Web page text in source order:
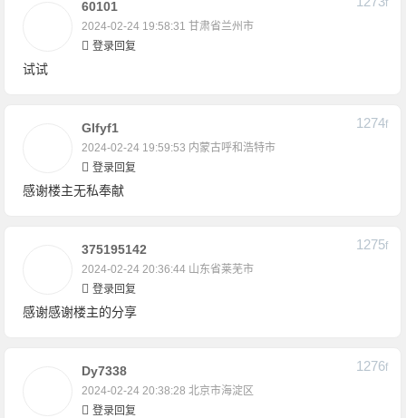
60101
2024-02-24 19:58:31 甘肃省兰州市
F
登录回复
试试
Glfyf1
2024-02-24 19:59:53 内蒙古呼和浩特市
1274F
登录回复
感谢楼主无私奉献
375195142
2024-02-24 20:36:44 山东省莱芜市
1275F
登录回复
感谢感谢楼主的分享
Dy7338
2024-02-24 20:38:28 北京市海淀区
1276F
登录回复